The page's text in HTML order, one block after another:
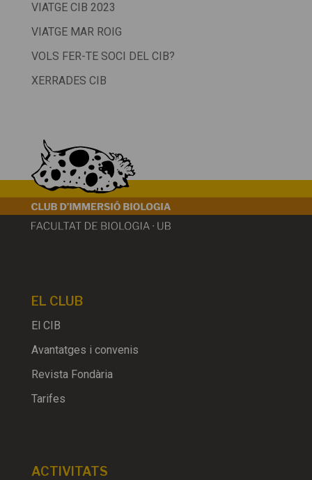
VIATGE CIB 2023
VIATGE MAR ROIG
VOLS FER-TE SOCI DEL CIB?
XERRADES CIB
EL CLUB
El CIB
Avantatges i convenis
Revista Fondària
Tarifes
ACTIVITATS